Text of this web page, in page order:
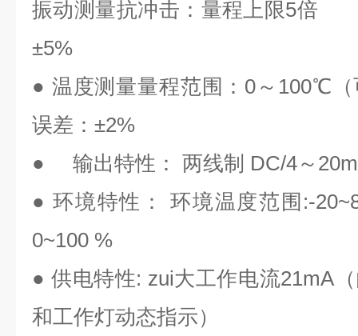
振动测量抗冲击：量程上限5倍
±5%
● 温度测量量程范围：0～100℃
误差：±2%
● 输出特性： 两线制 DC/4～
● 环境特性： 环境温度范围:-
0~100 %
● 供电特性: zui大工作电流21mA
和工作灯动态指示）